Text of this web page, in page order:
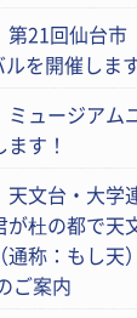
第21回仙台市
を開催しま
ミュージアム
す！
天文台・大学
が杜の都で天
称：もし天）
ご案内